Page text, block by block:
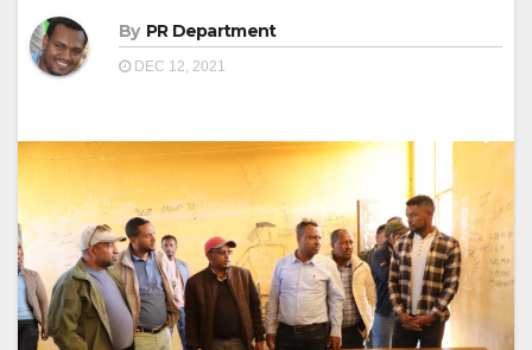
By PR Department
DEC 12, 2021